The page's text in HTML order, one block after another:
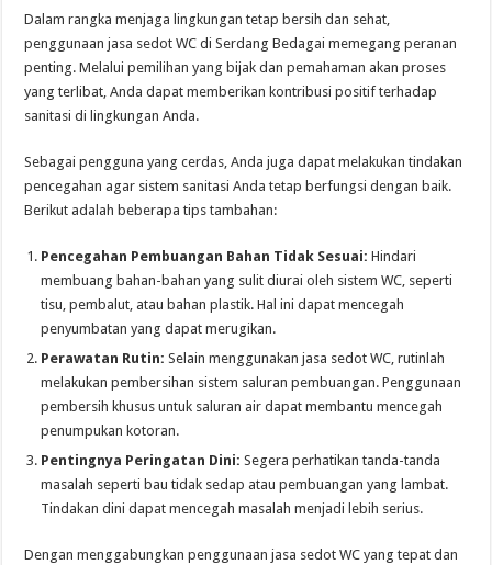
Dalam rangka menjaga lingkungan tetap bersih dan sehat,
penggunaan jasa sedot WC di Serdang Bedagai memegang peranan
penting. Melalui pemilihan yang bijak dan pemahaman akan proses
yang terlibat, Anda dapat memberikan kontribusi positif terhadap
sanitasi di lingkungan Anda.
Sebagai pengguna yang cerdas, Anda juga dapat melakukan tindakan
pencegahan agar sistem sanitasi Anda tetap berfungsi dengan baik.
Berikut adalah beberapa tips tambahan:
Pencegahan Pembuangan Bahan Tidak Sesuai: Hindari
membuang bahan-bahan yang sulit diurai oleh sistem WC, seperti
tisu, pembalut, atau bahan plastik. Hal ini dapat mencegah
penyumbatan yang dapat merugikan.
Perawatan Rutin: Selain menggunakan jasa sedot WC, rutinlah
melakukan pembersihan sistem saluran pembuangan. Penggunaan
pembersih khusus untuk saluran air dapat membantu mencegah
penumpukan kotoran.
Pentingnya Peringatan Dini: Segera perhatikan tanda-tanda
masalah seperti bau tidak sedap atau pembuangan yang lambat.
Tindakan dini dapat mencegah masalah menjadi lebih serius.
Dengan menggabungkan penggunaan jasa sedot WC yang tepat dan